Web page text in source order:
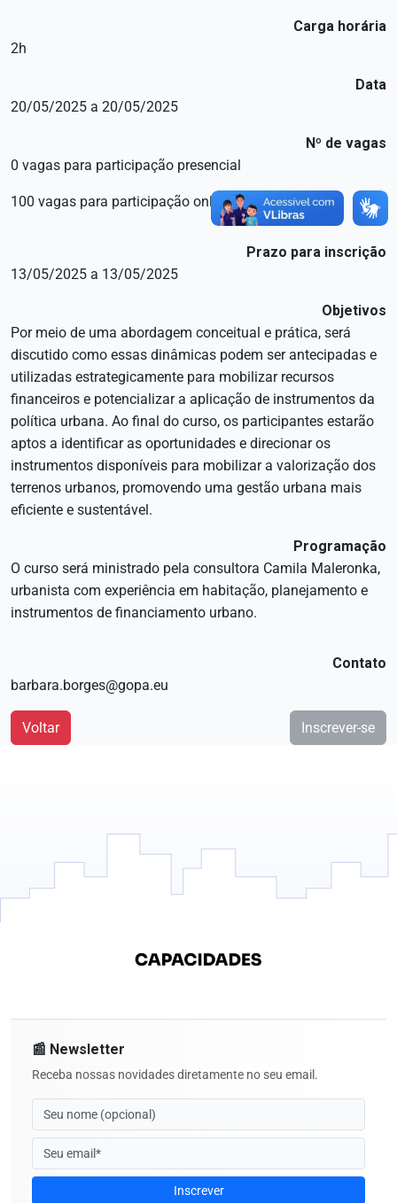
Carga horária
2h
Data
20/05/2025 a 20/05/2025
Nº de vagas
0 vagas para participação presencial
100 vagas para participação online
Prazo para inscrição
13/05/2025 a 13/05/2025
Objetivos
Por meio de uma abordagem conceitual e prática, será
discutido como essas dinâmicas podem ser antecipadas e
utilizadas estrategicamente para mobilizar recursos
financeiros e potencializar a aplicação de instrumentos da
política urbana. Ao final do curso, os participantes estarão
aptos a identificar as oportunidades e direcionar os
instrumentos disponíveis para mobilizar a valorização dos
terrenos urbanos, promovendo uma gestão urbana mais
eficiente e sustentável.
Programação
O curso será ministrado pela consultora Camila Maleronka,
urbanista com experiência em habitação, planejamento e
instrumentos de financiamento urbano.
Contato
barbara.borges@gopa.eu
Voltar Inscrever-se
📰 Newsletter
Receba nossas novidades diretamente no seu email.
Inscrever